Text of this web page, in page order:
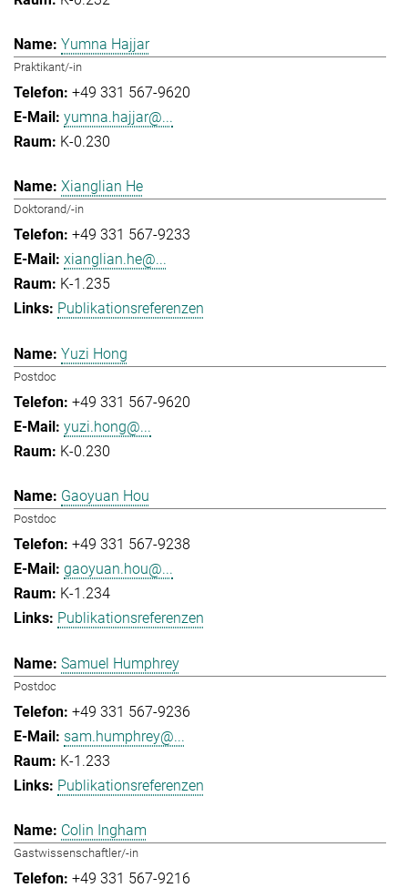
Yumna Hajjar
Praktikant/-in
+49 331 567-9620
yumna.hajjar@...
K-0.230
Xianglian He
Doktorand/-in
+49 331 567-9233
xianglian.he@...
K-1.235
Publikationsreferenzen
Yuzi Hong
Postdoc
+49 331 567-9620
yuzi.hong@...
K-0.230
Gaoyuan Hou
Postdoc
+49 331 567-9238
gaoyuan.hou@...
K-1.234
Publikationsreferenzen
Samuel Humphrey
Postdoc
+49 331 567-9236
sam.humphrey@...
K-1.233
Publikationsreferenzen
Colin Ingham
Gastwissenschaftler/-in
+49 331 567-9216